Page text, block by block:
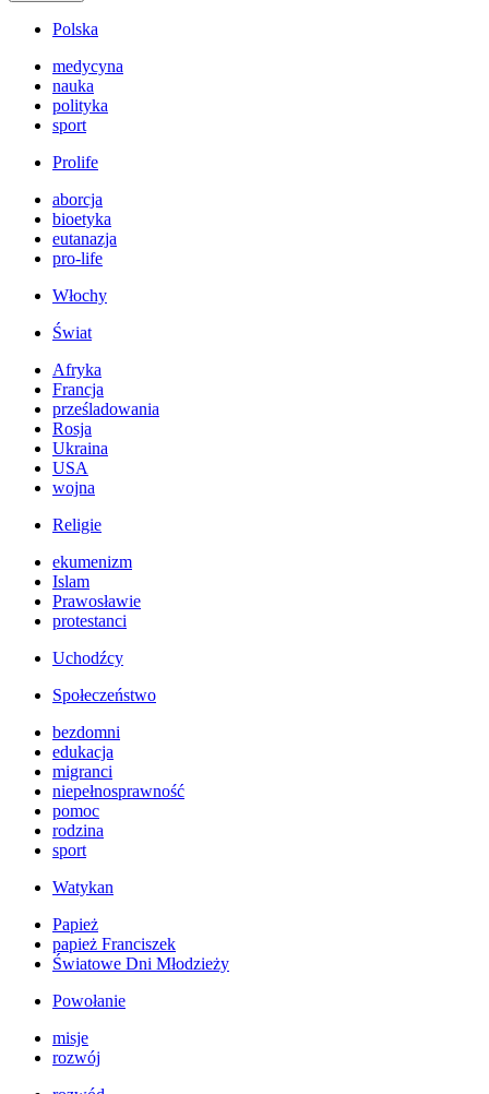
Polska
medycyna
nauka
polityka
sport
Prolife
aborcja
bioetyka
eutanazja
pro-life
Włochy
Świat
Afryka
Francja
prześladowania
Rosja
Ukraina
USA
wojna
Religie
ekumenizm
Islam
Prawosławie
protestanci
Uchodźcy
Społeczeństwo
bezdomni
edukacja
migranci
niepełnosprawność
pomoc
rodzina
sport
Watykan
Papież
papież Franciszek
Światowe Dni Młodzieży
Powołanie
misje
rozwój